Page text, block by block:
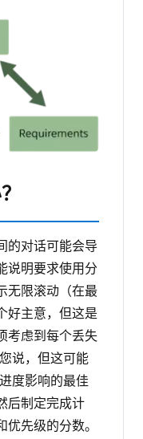
的对话可能会导
说明要求使用分
无限滚动（在最
好主意，但这是
考虑到每个丢失
您说，但这可能
度影响的最佳
后制定完成计
先级的分数。